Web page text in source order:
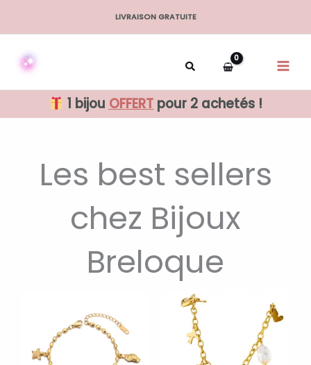
LIVRAISON GRATUITE
1 bijou OFFERTpour 2 achetés !
Les best sellers
chez Bijoux
Breloque